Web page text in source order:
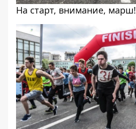
На старт, внимание, марш!